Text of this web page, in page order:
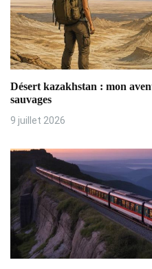
r
t
i
c
l
e
Désert kazakhstan : mon
sauvages
9 juillet 2026